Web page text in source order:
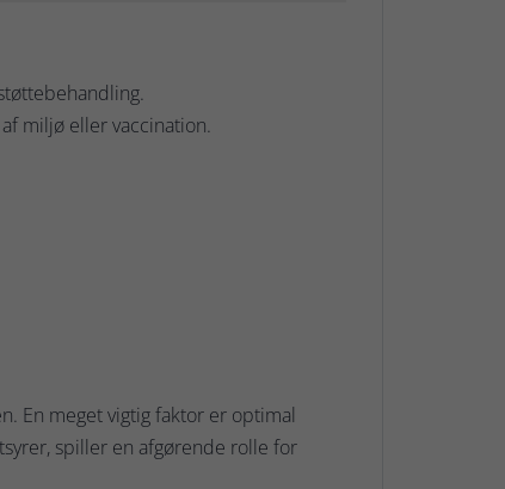
miljø eller vaccination.
En meget vigtig faktor er optimal
spiller en afgørende rolle for